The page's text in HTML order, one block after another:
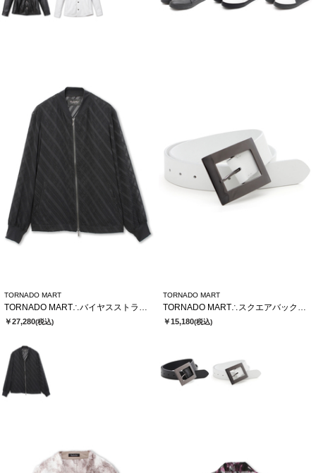
TORNADO MART
TORNADO MART∴バイヤスストライプシアーブルゾン
￥27,280(税込)
TORNADO MART
TORNADO MART∴スクエアバックルベルト
￥15,180(税込)